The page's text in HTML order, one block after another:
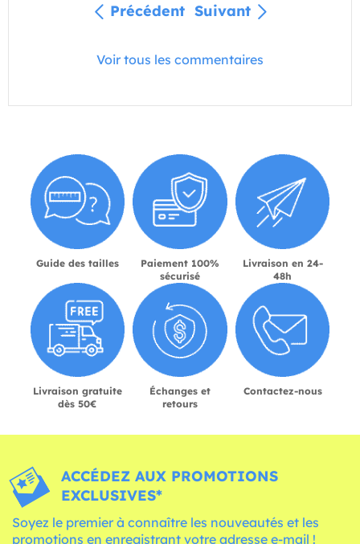
Précédent Suivant
Voir tous les commentaires
Guide des tailles
Paiement 100%
sécurisé
Livraison en 24-
48h
Livraison gratuite
dès 50€
Échanges et
retours
Contactez-nous
ACCÉDEZ AUX PROMOTIONS
EXCLUSIVES*
Soyez le premier à connaître les nouveautés et les
promotions en enregistrant votre adresse e-mail !